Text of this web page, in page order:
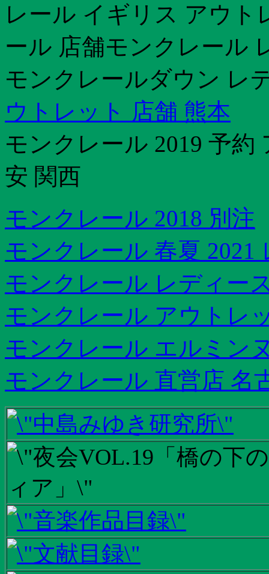
レール イギリス アウ
ール 店舗モンクレール
モンクレールダウン レ
ウトレット 店舗 熊本
モンクレール 2019 予
安 関西
モンクレール 2018 別注
モンクレール 春夏 2021
モンクレール レディー
モンクレール アウトレ
モンクレール エルミン
モンクレール 直営店 名